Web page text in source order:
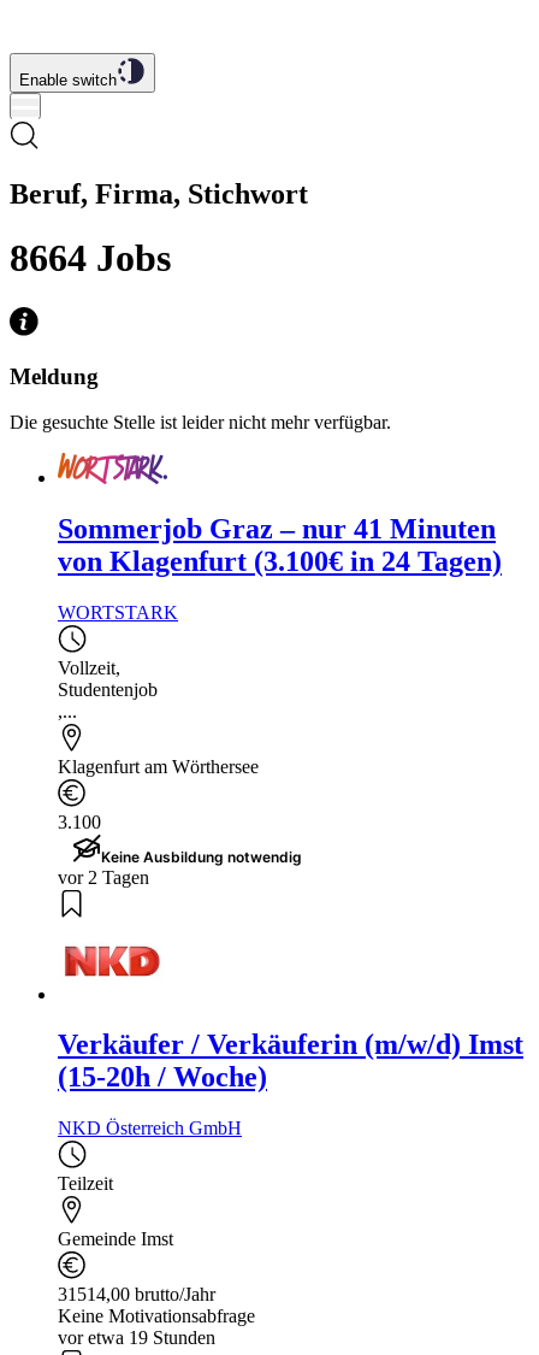
Enable switch
Beruf, Firma, Stichwort
8664 Jobs
Meldung
Die gesuchte Stelle ist leider nicht mehr verfügbar.
Sommerjob Graz – nur 41 Minuten
von Klagenfurt (3.100€ in 24 Tagen)
WORTSTARK
Vollzeit,
Studentenjob
,...
Klagenfurt am Wörthersee
3.100
Keine Ausbildung notwendig
vor 2 Tagen
Verkäufer / Verkäuferin (m/w/d) Imst
(15-20h / Woche)
NKD Österreich GmbH
Teilzeit
Gemeinde Imst
31514,00 brutto/Jahr
Keine Motivationsabfrage
vor etwa 19 Stunden